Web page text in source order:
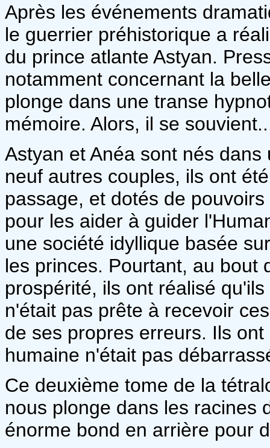
Après les événements
le guerrier préhistorique a
du prince atlante Astyan.
notamment concernant la
plonge dans une transe
mémoire. Alors, il se
Astyan et Anéa sont nés
neuf autres couples, ils ont
passage, et dotés de
pour les aider à guider
une société idyllique basée
les princes. Pourtant, au bout
prospérité, ils ont réalisé
n'était pas prête à recevoir
de ses propres erreurs. Ils
humaine n'était pas
Ce deuxième tome de la
nous plonge dans les racines
énorme bond en arrière pour